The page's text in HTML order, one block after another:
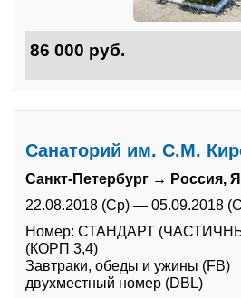
86 000 руб.
Санаторий им. С.М.
Санкт-Петербург → Россия,
22.08.2018 (Ср) — 05.09.2018
Номер: СТАНДАРТ
(КОРП 3,4)
Завтраки, обеды и ужины (FB)
двухместный номер (DBL)